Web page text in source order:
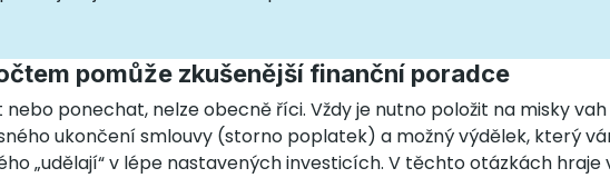
pomůže zkušenější finanční poradce
nebo ponechat, nelze obecně říci. Vždy je nutno položit na misky
ukončení smlouvy (storno poplatek) a možný výdělek, který
„udělají“ v lépe nastavených investicích. V těchto otázkách hraje